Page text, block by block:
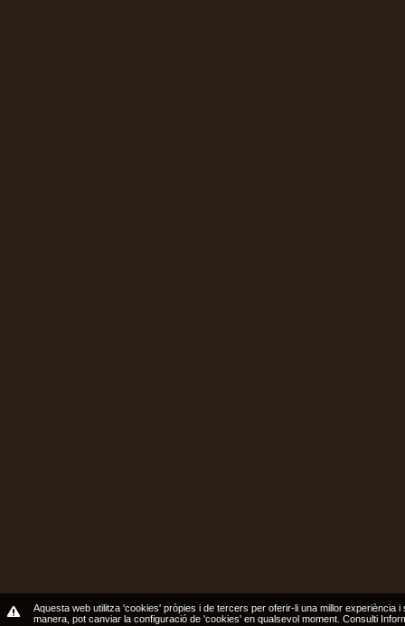
Aquesta web utilitza 'cookies' pròpies i de tercers per oferir-li una millor
manera, pot canviar la configuració de 'cookies' en qualsevol moment. Consulti